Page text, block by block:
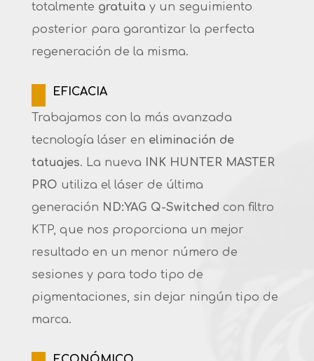
totalmente gratuita y un seguimiento
posterior para garantizar la perfecta
regeneración de la misma.
EFICACIA
Trabajamos con la más avanzada
tecnología láser en eliminación de
tatuajes. La nueva INK HUNTER MASTER
PRO utiliza el láser de última
generación ND:YAG Q-Switched con filtro
KTP, que nos proporciona un mejor
resultado en un menor número de
sesiones y para todo tipo de
pigmentaciones, sin dejar ningún tipo de
marca.